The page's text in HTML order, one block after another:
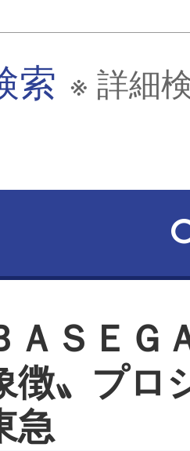
索 ※ 詳細
ＳＥＧ
徴〟プ
急